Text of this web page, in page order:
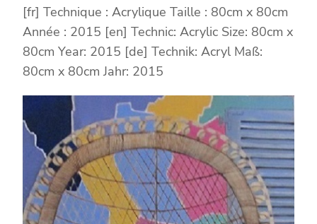
[fr] Technique : Acrylique Taille : 80cm x 80cm
Année : 2015 [en] Technic: Acrylic Size: 80cm x
80cm Year: 2015 [de] Technik: Acryl Maß:
80cm x 80cm Jahr: 2015